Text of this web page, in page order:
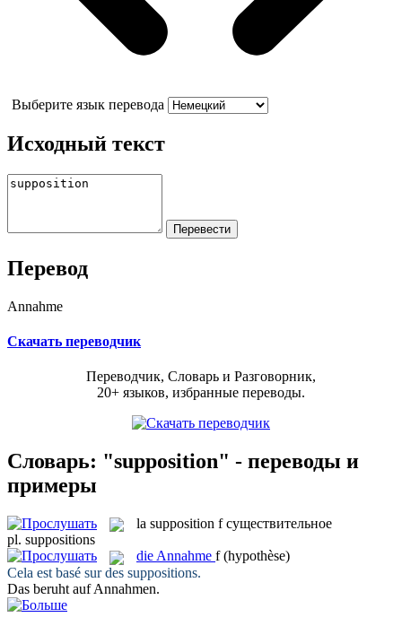
Выберите язык перевода
Исходный текст
Перевод
Annahme
Скачать переводчик
Переводчик, Словарь и Разговорник,
20+ языков, избранные переводы.
Словарь: "supposition" - переводы и
примеры
la supposition f существительное
pl. suppositions
die Annahme f (hypothèse)
Cela est basé sur des suppositions.
Das beruht aufAnnahmen.